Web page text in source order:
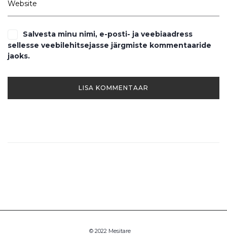
Salvesta minu nimi, e-posti- ja veebiaadress
sellesse veebilehitsejasse järgmiste kommentaaride
jaoks.
© 2022 Mesitare